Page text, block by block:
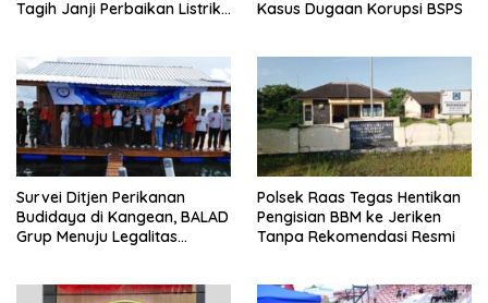
Tagih Janji Perbaikan Listrik
Kasus Dugaan Korupsi BSPS
Survei Ditjen Perikanan
Budidaya di Kangean, BALAD
Grup Menuju Legalitas
Polsek Raas Tegas Hentikan
Pengisian BBM ke Jeriken
Tanpa Rekomendasi Resmi